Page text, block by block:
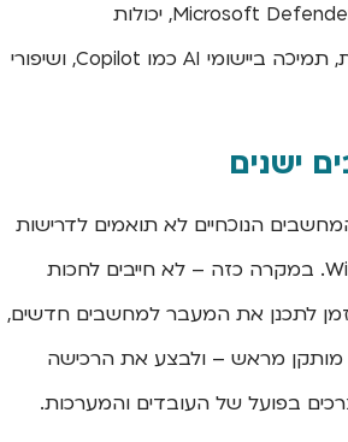
אינטגרציה מובנית עם Microsoft Defender, יכולות
מולטיטאסקינג משופרות, תמיכה ביישומי AI כמו Copilot, ושיפורי
ישנים
הנוכחיים לא תואמים לדרישות
החומרה של Windows 11. במקרה כזה – לא חייבים לחכות
לתכנן את המעבר למחשבים חדשים,
שיגיעו עם Windows 11 מותקן מראש – ולבצע את הרכישה
בפועל של העובדים והמערכות.